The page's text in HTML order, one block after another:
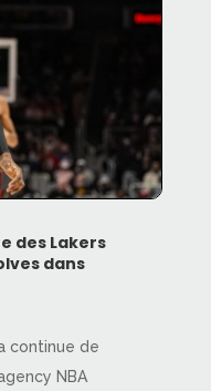
des Lakers
dans
continue de
NBA